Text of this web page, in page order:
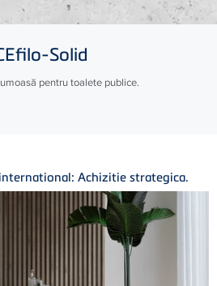
filo-Solid
pentru toalete publice.
Achizitie strategica.